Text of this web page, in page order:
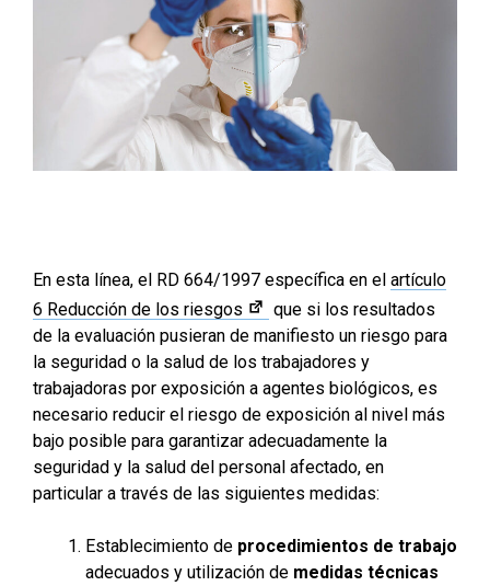
En esta línea, el RD 664/1997 específica en el artículo
6 Reducción de los riesgos
que si los resultados
de la evaluación pusieran de manifiesto un riesgo para
la seguridad o la salud de los trabajadores y
trabajadoras por exposición a agentes biológicos, es
necesario reducir el riesgo de exposición al nivel más
bajo posible para garantizar adecuadamente la
seguridad y la salud del personal afectado, en
particular a través de las siguientes medidas:
Establecimiento de procedimientos de trabajo
adecuados y utilización de medidas técnicas